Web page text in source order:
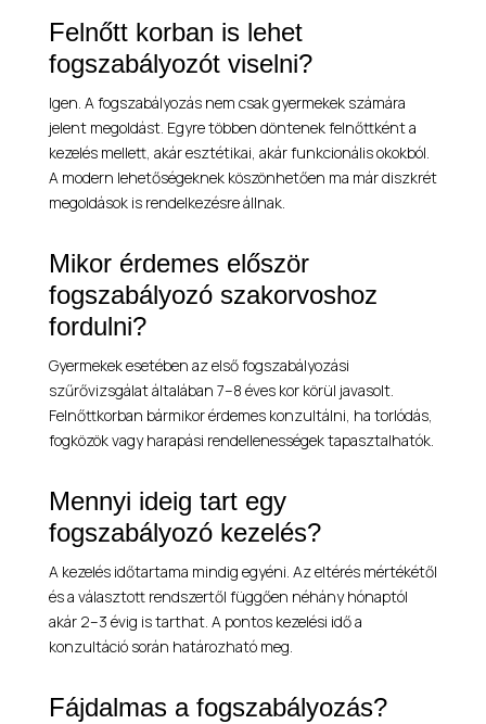
Felnőtt korban is lehet
fogszabályozót viselni?
Igen. A fogszabályozás nem csak gyermekek számára
jelent megoldást. Egyre többen döntenek felnőttként a
kezelés mellett, akár esztétikai, akár funkcionális okokból.
A modern lehetőségeknek köszönhetően ma már diszkrét
megoldások is rendelkezésre állnak.
Mikor érdemes először
fogszabályozó szakorvoshoz
fordulni?
Gyermekek esetében az első fogszabályozási
szűrővizsgálat általában 7–8 éves kor körül javasolt.
Felnőttkorban bármikor érdemes konzultálni, ha torlódás,
fogközök vagy harapási rendellenességek tapasztalhatók.
Mennyi ideig tart egy
fogszabályozó kezelés?
A kezelés időtartama mindig egyéni. Az eltérés mértékétől
és a választott rendszertől függően néhány hónaptól
akár 2–3 évig is tarthat. A pontos kezelési idő a
konzultáció során határozható meg.
Fájdalmas a fogszabályozás?